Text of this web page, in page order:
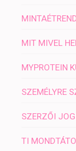
MIT MIVEL
MYPROTEIN
SZEMÉLYRE
SZERZŐI
TI